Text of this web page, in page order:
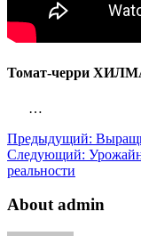
Томат-черри
…
Предыдущий:
Следующий:
реальности
About admin